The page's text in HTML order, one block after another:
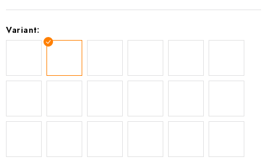
Variant: